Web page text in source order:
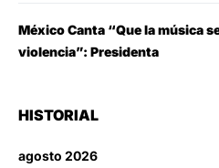
México Canta “Que la música
violencia”: Presidenta
HISTORIAL
agosto 2026